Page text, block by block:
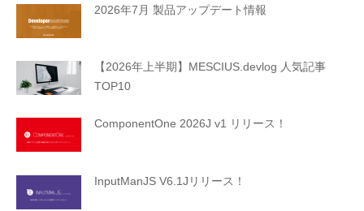
2026年7月 製品アップデート情報
【2026年上半期】MESCIUS.devlog 人気記事
TOP10
ComponentOne 2026J v1 リリース！
InputManJS V6.1Jリリース！